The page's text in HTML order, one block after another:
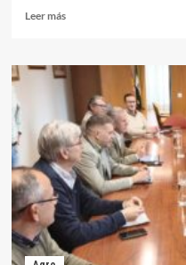
Lectura
en
Digital
para
adultos
e
infantil
Leer másLeer
La
vuelta
a
Extremadura
caminando
pasará
por
Orellana
en
marzo